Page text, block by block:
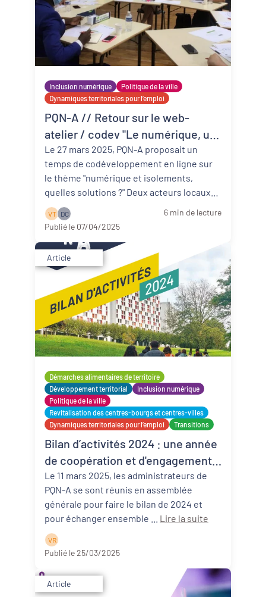
Inclusion numérique
Politique de la ville
Dynamiques territoriales pour l’emploi
PQN-A // Retour sur le web-
atelier / codev "Le numérique, un
outil pour rompre l'isolement en
zone rurale et en quartier
politique de la ville"
Le 27 mars 2025, PQN-A proposait un
temps de codéveloppement en ligne sur
le thème "numérique et isolements,
quelles solutions ?" Deux acteurs locaux
Lire la suite
V T D C
6 min de lecture
Publié le 07/04/2025
Article
Démarches alimentaires de territoire
Développement territorial
Inclusion numérique
Politique de la ville
Revitalisation des centres-bourgs et centres-villes
Dynamiques territoriales pour l’emploi
Transitions
Bilan d’activités 2024 : une année
de coopération et d'engagement
pour les territoires
Le 11 mars 2025, les administrateurs de
PQN-A se sont réunis en assemblée
générale pour faire le bilan de 2024 et
Lire la suite
V R
Publié le 25/03/2025
Article